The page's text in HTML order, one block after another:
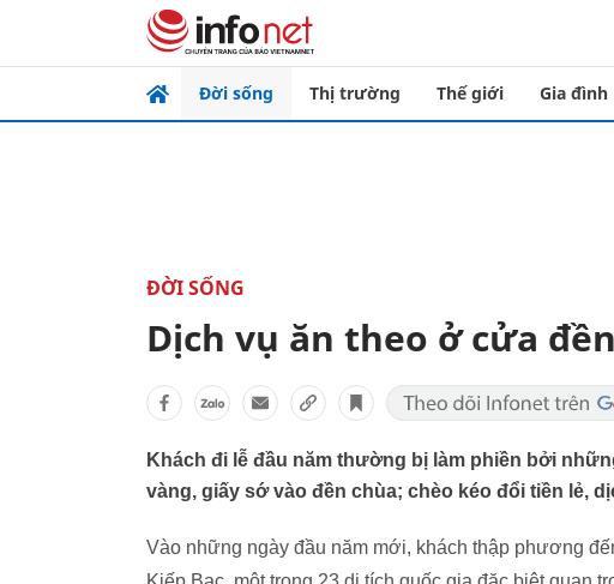
Đời sống Thị trường Thế giới Gia đình
ĐỜI SỐNG
Dịch vụ ăn theo ở cửa
Khách đi lễ đầu năm thường bị làm phiền bởi
vàng, giấy sớ vào đền chùa; chèo kéo đổi tiền lẻ,
Vào những ngày đầu năm mới, khách thập phương